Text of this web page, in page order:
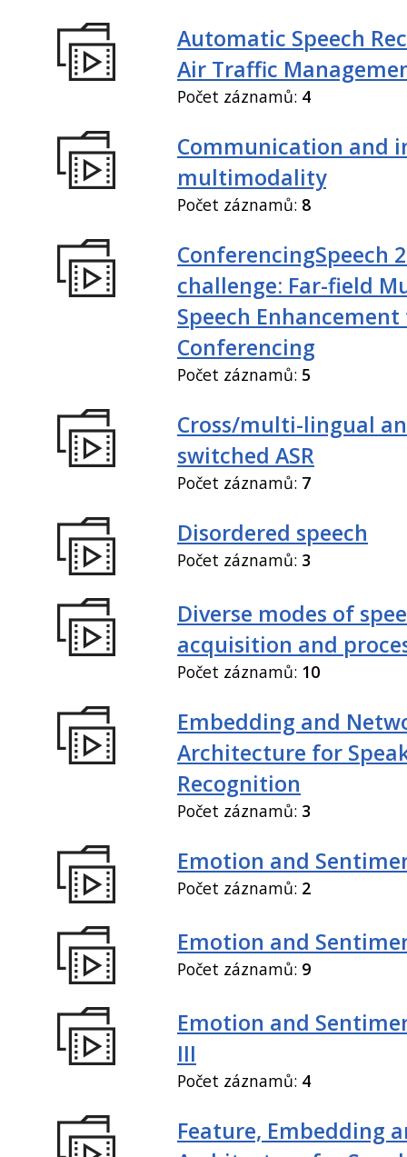
Automatic Speech
Air Traffic
Počet záznamů: 4
Communication and
multimodality
Počet záznamů: 8
ConferencingSpeech
challenge: Far-field
Speech
Conferencing
Počet záznamů: 5
Cross/multi-lingual
switched ASR
Počet záznamů: 7
Disordered speech
Počet záznamů: 3
Diverse modes of
acquisition and
Počet záznamů: 10
Embedding and
Architecture for
Recognition
Počet záznamů: 3
Emotion and
Počet záznamů: 2
Emotion and
Počet záznamů: 9
Emotion and
III
Počet záznamů: 4
Feature, Embedding